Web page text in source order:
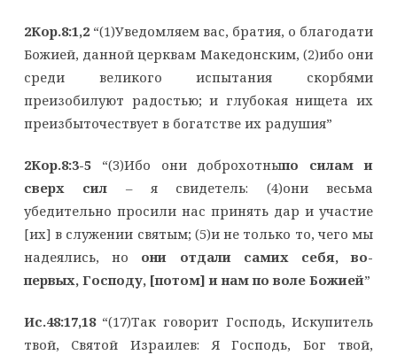
2Кор.8:1,2“(1)Уведомляем вас, братия, о благодати
Божией, данной церквам Македонским, (2)ибо они
среди великого испытания скорбями
преизобилуют радостью; и глубокая нищета их
преизбыточествует в богатстве их радушия”
2Кор.8:3-5“(3)Ибо они доброхотныпо силам и
сверх сил – я свидетель: (4)они весьма
убедительно просили нас принять дар и участие
[их] в служении святым; (5)и не только то, чего мы
надеялись, но они отдали самих себя, во-
первых, Господу, [потом] и нам по воле Божией”
Ис.48:17,18“(17)Так говорит Господь, Искупитель
твой, Святой Израилев: Я Господь, Бог твой,